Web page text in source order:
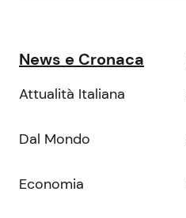
News e Cronaca
Attualità Italiana
Dal Mondo
Economia